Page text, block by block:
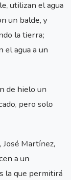
utilizan el agua
un balde, y
la tierra;
el agua a un
de hielo un
pero solo
José Martínez,
a un
la que permitirá